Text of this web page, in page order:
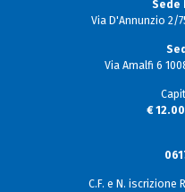
Sede
Via D'Annunzio 2/
Via Amalfi 6
€
C.F. e N. iscrizione